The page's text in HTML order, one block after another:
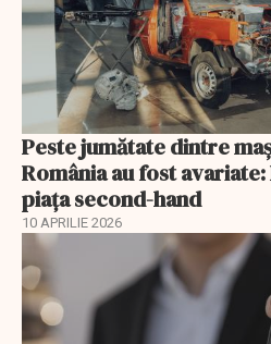
Peste jumătate dintre
România au fost
piața second-hand
10 APRILIE 2026